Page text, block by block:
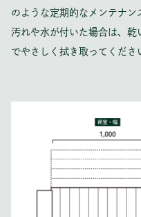
のような定期的なメンテナン
汚れや水が付いた場合は、
でやさしく拭き取ってくださ